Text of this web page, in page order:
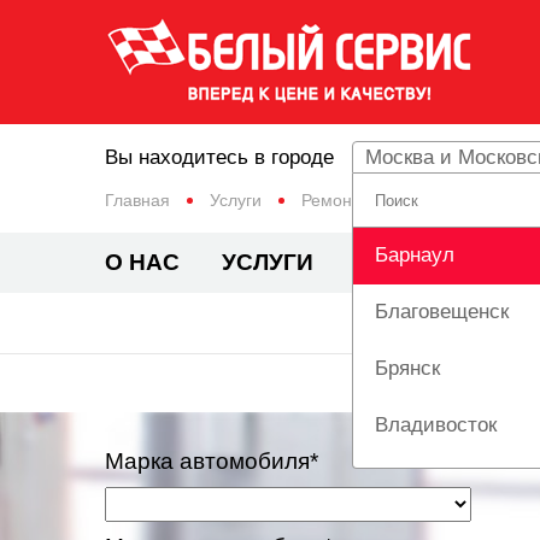
Главная Услуги Ремонт тормозной системы
Вы находитесь в городе Москва и
Барнаул
Благовещенск
Брянск
Владивосток
Вологда
О НАС УСЛУГИ ЦЕНЫ
Марка автомобиля*